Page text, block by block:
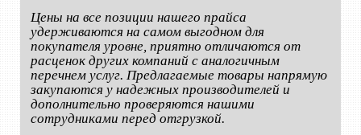
Цены на все позиции нашего прайса
удерживаются на самом выгодном для
покупателя уровне, приятно отличаются от
расценок других компаний с аналогичным
перечнем услуг. Предлагаемые товары напрямую
закупаются у надежных производителей и
дополнительно проверяются нашими
сотрудниками перед отгрузкой.